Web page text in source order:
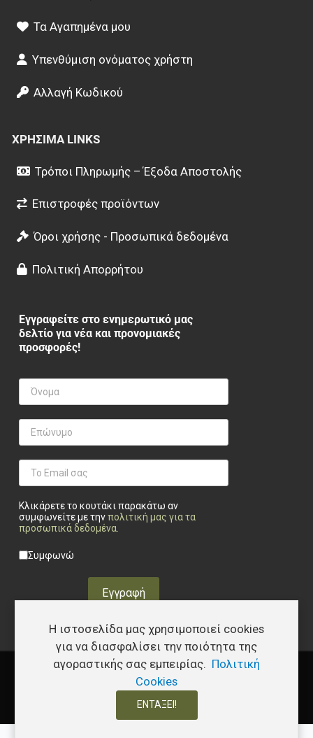
Τα Αγαπημένα μου
Υπενθύμιση ονόματος χρήστη
Αλλαγή Κωδικού
ΧΡΉΣΙΜΑ LINKS
Τρόποι Πληρωμής – Έξοδα Αποστολής
Επιστροφές προϊόντων
Όροι χρήσης - Προσωπικά δεδομένα
Πολιτική Απορρήτου
Εγγραφείτε στο ενημερωτικό μας
δελτίο για νέα και προνομιακές
προσφορές!
Κλικάρετε το κουτάκι παρακάτω αν
συμφωνείτε με τηνπολιτική μας για τα
προσωπικά δεδομένα.
Privacy checkbox
Συμφωνώ
Εγγραφή
Copyright © 2026 Υφάδι - Tactical Store – Developed by I.Papakostas
Η ιστοσελίδα μας χρησιμοποιεί cookies
για να διασφαλίσει την ποιότητα της
αγοραστικής σας εμπειρίας. Πολιτική
Cookies
ΕΝΤΆΞΕΙ!